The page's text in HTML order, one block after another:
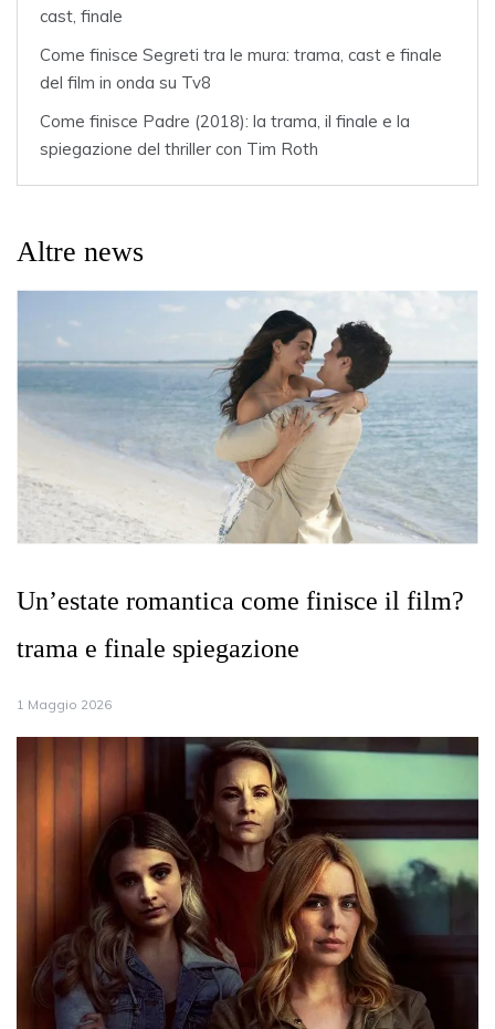
cast, finale
Come finisce Segreti tra le mura: trama, cast e finale
del film in onda su Tv8
Come finisce Padre (2018): la trama, il finale e la
spiegazione del thriller con Tim Roth
Altre news
Un’estate romantica come finisce il film?
trama e finale spiegazione
1 Maggio 2026